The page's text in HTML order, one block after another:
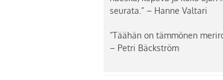
seurata.” – Hanne Valtari
”Täähän on tämmönen
– Petri Bäckström